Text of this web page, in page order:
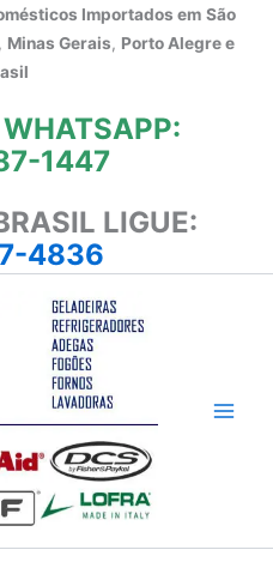
Importados em São
, Minas Gerais, Porto Alegre e
1447
LIGUE:
4836